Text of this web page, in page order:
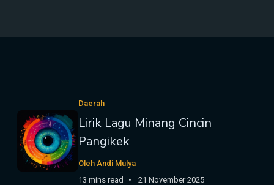
Daerah
Lirik Lagu Minang Cincin
Pangikek
Oleh Andi Mulya
13 mins read
21 November 2025